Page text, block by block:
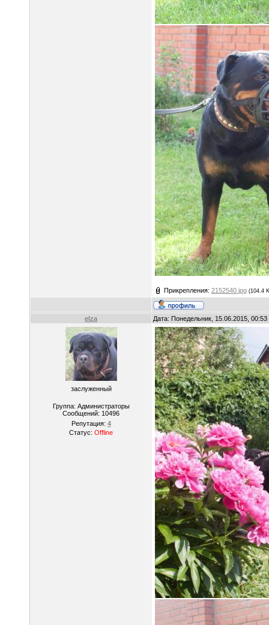
Прикрепления: 2152540.jpg (104.4
elza Дата: Понедельник, 15.06.2015,
заслуженный
Группа: Администраторы
Сообщений: 10496
Репутация: 4
Статус: Offline